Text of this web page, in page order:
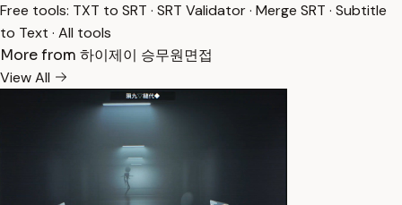
Free tools: TXT to SRT · SRT Validator· Merge SRT · Subtitle
to Text · All tools
More from 하이제이 승무원면접
View All